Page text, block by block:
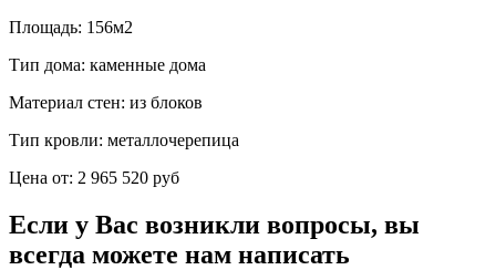
Площадь: 156м2
Тип дома: каменные дома
Материал стен: из блоков
Тип кровли: металлочерепица
Цена от: 2 965 520 руб
Если у Вас возникли вопросы, вы
всегда можете нам написать